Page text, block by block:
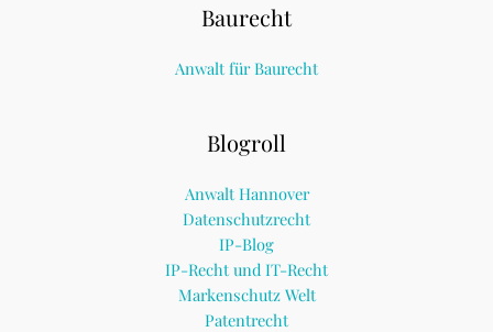
Baurecht
Anwalt für Baurecht
Blogroll
Anwalt Hannover
Datenschutzrecht
IP-Blog
IP-Recht und IT-Recht
Markenschutz Welt
Patentrecht